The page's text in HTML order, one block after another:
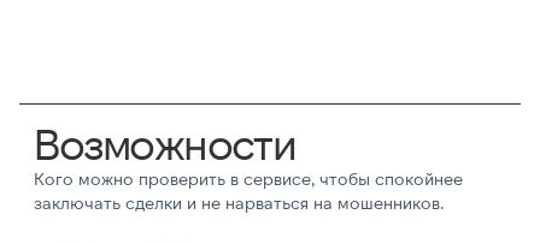
Возможности
Кого можно проверить в сервисе, чтобы спокойнее
заключать сделки и не нарваться на мошенников.